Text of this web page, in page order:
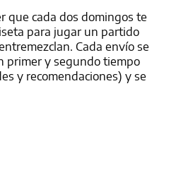
que cada dos domingos te
para jugar un partido
Cada envío se
primer y segundo tiempo
y recomendaciones) y se